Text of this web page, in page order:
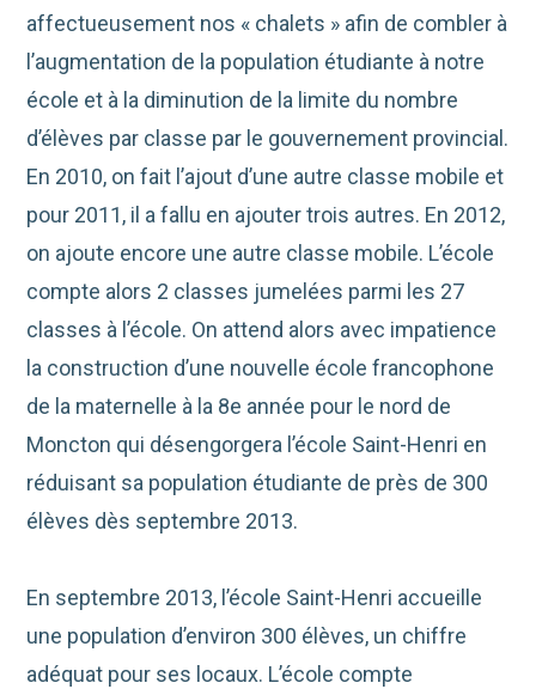
affectueusement nos « chalets » afin de combler à
l’augmentation de la population étudiante à notre
école et à la diminution de la limite du nombre
d’élèves par classe par le gouvernement provincial.
En 2010, on fait l’ajout d’une autre classe mobile et
pour 2011, il a fallu en ajouter trois autres. En 2012,
on ajoute encore une autre classe mobile. L’école
compte alors 2 classes jumelées parmi les 27
classes à l’école. On attend alors avec impatience
la construction d’une nouvelle école francophone
de la maternelle à la 8e année pour le nord de
Moncton qui désengorgera l’école Saint-Henri en
réduisant sa population étudiante de près de 300
élèves dès septembre 2013.
En septembre 2013, l’école Saint-Henri accueille
une population d’environ 300 élèves, un chiffre
adéquat pour ses locaux. L’école compte